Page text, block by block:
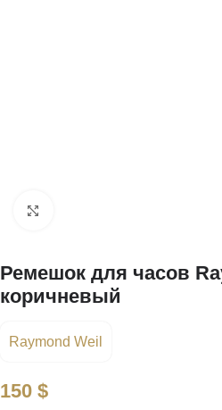
Ремешок для часов
коричневый
Raymond Weil
150 $